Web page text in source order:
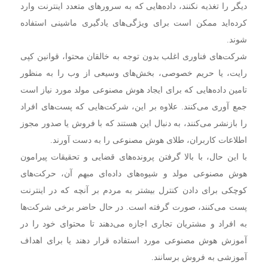
دیگر را تغذیه نکنند، داده‌هایی که به سرور‌های متعدد اینترنت وارد
کرده‌اید ممکن است برای ویژگی‌های یادگیری ماشینی استفاده
شوند.
شرکت‌های فناوری اغلب بدون توجه به خالقان محتوا، قوانین کپی
رایت، یا حریم خصوصی، بخش‌های وسیعی از وب را به منظور
تامین داده‌هایی که برای ایجاد هوش مصنوعی مولد مورد نیاز است
جمع آوری می‌کنند. علاوه بر این، شرکت‌هایی که پست‌های افراد
را بازنشر می‌کنند، به دنبال این هستند که با فروش یا صدور مجوز
اطلاعات کاربران، طلای هوش مصنوعی را به دست آورند.
با این حال، با بالا گرفتن پرونده‌های قضایی و تحقیقات پیرامون
هوش مصنوعی مولد و شیوه‌های داده‌ای مبهم آن، حرکت‌های
کوچکی برای دادن کنترل بیشتر به مردم بر آنچه که در اینترنت
پست می‌کنند، صورت گرفته است. در حال حاضر برخی شرکت‌ها
به افراد و مشتریان تجاری اجازه می‌دهند تا محتوای خود را در
آموزش هوش مصنوعی مورد استفاده قرار دهند یا برای اهداف
آموزشی به فروش برسانند.